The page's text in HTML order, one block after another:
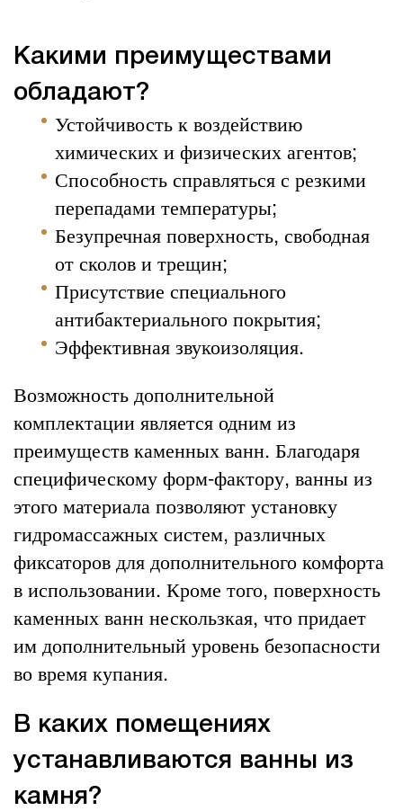
Какими преимуществами
обладают?
Устойчивость к воздействию
химических и физических агентов;
Способность справляться с резкими
перепадами температуры;
Безупречная поверхность, свободная
от сколов и трещин;
Присутствие специального
антибактериального покрытия;
Эффективная звукоизоляция.
Возможность дополнительной
комплектации является одним из
преимуществ каменных ванн. Благодаря
специфическому форм-фактору, ванны из
этого материала позволяют установку
гидромассажных систем, различных
фиксаторов для дополнительного комфорта
в использовании. Кроме того, поверхность
каменных ванн нескользкая, что придает
им дополнительный уровень безопасности
во время купания.
В каких помещениях
устанавливаются ванны из
камня?